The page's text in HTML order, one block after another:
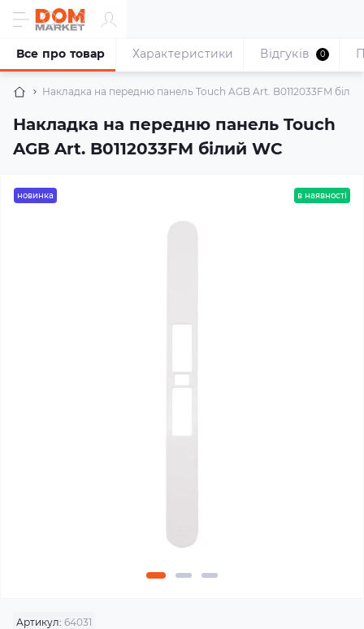
Накладка на передню панель Touch AGB Art. B0112033FM
Накладка на передню панель Touch
AGB Art. B0112033FM білий WC
Все про товар Характеристики Відгуків 0
новинка в наявності
Артикул: 64031